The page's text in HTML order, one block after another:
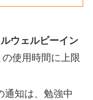
ウェルビーイン
の使用時間に上限
通知は、勉強中